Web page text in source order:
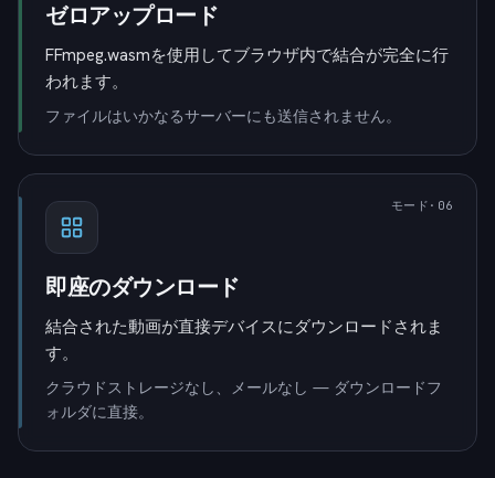
ゼロアップロード
FFmpeg.wasmを使用してブラウザ内で結合が完全に行
われます。
ファイルはいかなるサーバーにも送信されません。
モード ·06
即座のダウンロード
結合された動画が直接デバイスにダウンロードされま
す。
クラウドストレージなし、メールなし — ダウンロードフ
ォルダに直接。